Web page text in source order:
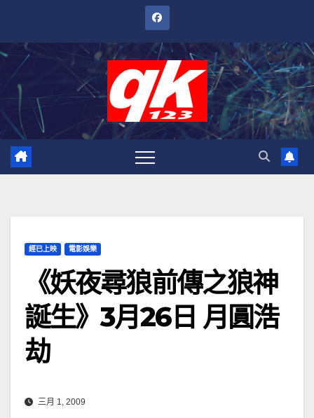
內
經已上映 電影娛樂
《妖夜尋狼前傳之狼神
誕生》3月26日 月圓浩
劫
三月 1, 2009